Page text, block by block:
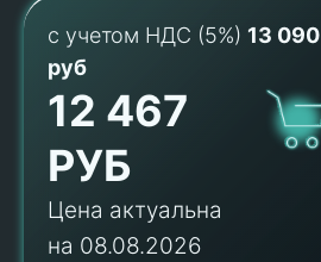
с учетом НДС (5%) 13 090
руб
12 467
РУБ
Цена актуальна
на 08.08.2026